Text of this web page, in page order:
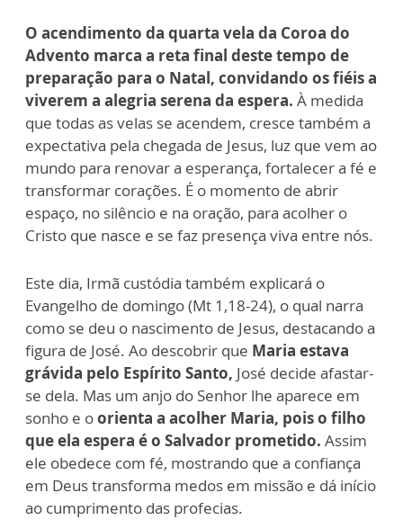
O acendimento da quarta vela da Coroa do
Advento marca a reta final deste tempo de
preparação para o Natal, convidando os fiéis a
viverem a alegria serena da espera. À medida
que todas as velas se acendem, cresce também a
expectativa pela chegada de Jesus, luz que vem ao
mundo para renovar a esperança, fortalecer a fé e
transformar corações. É o momento de abrir
espaço, no silêncio e na oração, para acolher o
Cristo que nasce e se faz presença viva entre nós.
Este dia, Irmã custódia também explicará o
Evangelho de domingo (Mt 1,18-24), o qual narra
como se deu o nascimento de Jesus, destacando a
figura de José. Ao descobrir que Maria estava
grávida pelo Espírito Santo, José decide afastar-
se dela. Mas um anjo do Senhor lhe aparece em
sonho e oorienta a acolher Maria, pois o filho
que ela espera é o Salvador prometido. Assim
ele obedece com fé, mostrando que a confiança
em Deus transforma medos em missão e dá início
ao cumprimento das profecias.